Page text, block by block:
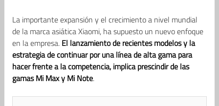
La importante expansión y el crecimiento a nivel mundial
de la marca asiática Xiaomi, ha supuesto un nuevo enfoque
en la empresa. El lanzamiento de recientes modelos y la
estrategia de continuar por una línea de alta gama para
hacer frente a la competencia, implica prescindir de las
gamas Mi Max y Mi Note.